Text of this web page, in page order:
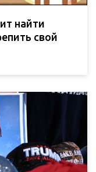
найти
свой